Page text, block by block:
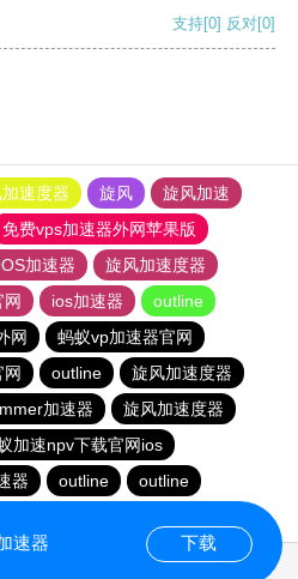
支持[0] 反对[0]
速度器 旋风
旋风加速
免费vps加速器外网苹果版
加速器
旋风加速度器
ios加速器
outline
网
蚂蚁vp加速器官网
网
outline
旋风加速度器
加速器
旋风加速度器
加速npv下载官网ios
器 outline
outline
速器 下载